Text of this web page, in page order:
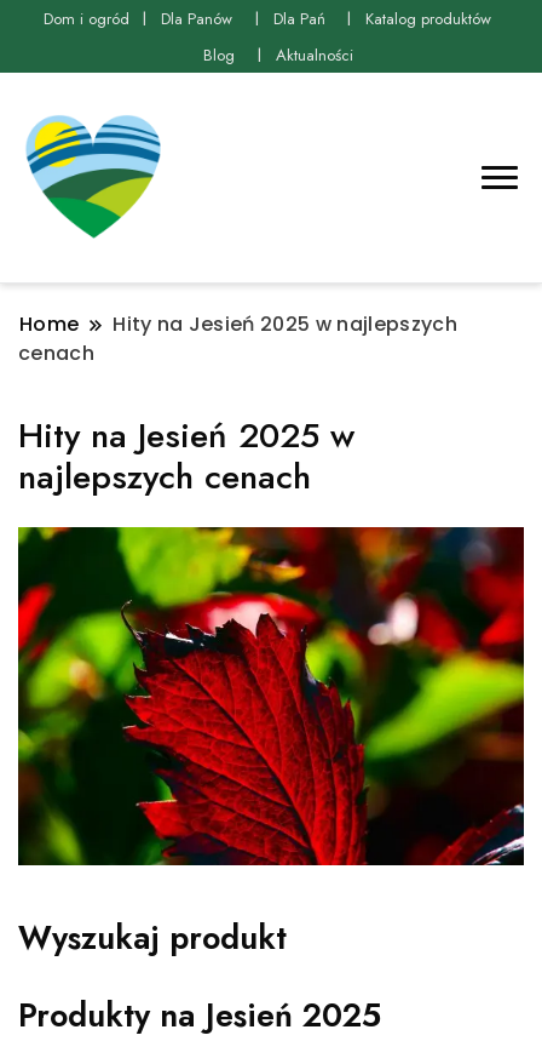
Dom i ogród Dla Panów Dla Pań
Katalog produktów
Blog
Aktualności
Home
Hity na Jesień 2025 w najlepszych
cenach
Hity na Jesień 2025 w
najlepszych cenach
Wyszukaj produkt
Produkty na Jesień 2025